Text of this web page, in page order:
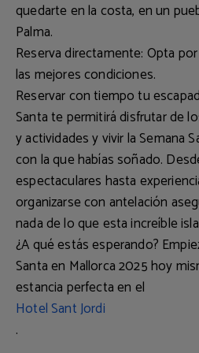
quedarte en la costa, en un
Palma.
Reserva directamente: Opta
las mejores condiciones.
Reservar con tiempo tu
Santa te permitirá disfrutar de
y actividadesy vivir la Semana
con la que habías soñado.
espectaculares hasta
organizarse con antelación
nada de lo que esta increíble
¿A qué estás esperando?
Santa en Mallorca 2025 hoy
estancia perfecta en el
Hotel Sant Jordi
.